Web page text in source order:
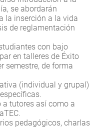
se abordarán
la inserción a la vida
de reglamentación
con bajo
en talleres de Éxito
semestre, de forma
(individual y grupal)
tutores así como a
pedagógicos, charlas